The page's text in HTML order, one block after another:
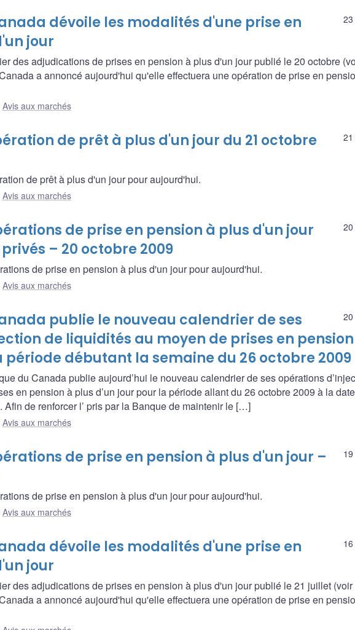
dévoile les modalités d'une prise en
jour
des adjudications de prises en pension à plus d'un jour publié le 20 octobre
a annoncé aujourd'hui qu'elle effectuera une opération de prise en
Avis aux marchés
de prêt à plus d'un jour du 21 octobre
de prêt à plus d'un jour pour aujourd'hui.
Avis aux marchés
de prise en pension à plus d'un jour
– 20 octobre 2009
de prise en pension à plus d'un jour pour aujourd'hui.
Avis aux marchés
publie le nouveau calendrier de ses
de liquidités au moyen de prises en
période débutant la semaine du 26 octobre 2009
du Canada publie aujourd’hui le nouveau calendrier de ses opérations
en pension à plus d’un jour pour la période allant du 26 octobre 2009 à la
de renforcer l’ pris par la Banque de maintenir le […]
Avis aux marchés
de prise en pension à plus d'un jour –
de prise en pension à plus d'un jour pour aujourd'hui.
Avis aux marchés
dévoile les modalités d'une prise en
jour
des adjudications de prises en pension à plus d'un jour publié le 21 juillet
a annoncé aujourd'hui qu'elle effectuera une opération de prise en